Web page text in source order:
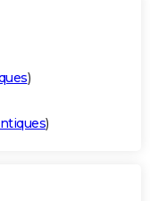
)
)